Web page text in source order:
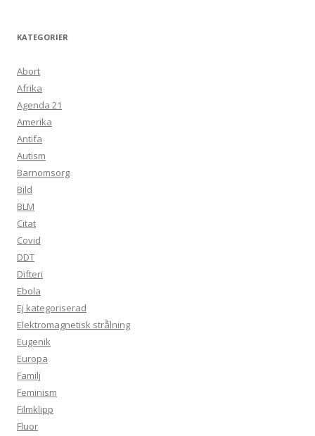
KATEGORIER
Abort
Afrika
Agenda 21
Amerika
Antifa
Autism
Barnomsorg
Bild
BLM
Citat
Covid
DDT
Difteri
Ebola
Ej kategoriserad
Elektromagnetisk strålning
Eugenik
Europa
Familj
Feminism
Filmklipp
Fluor